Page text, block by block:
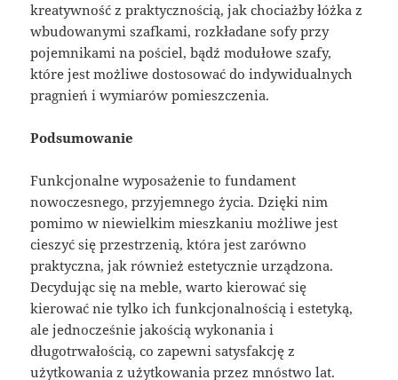
kreatywność z praktycznością, jak chociażby łóżka z
wbudowanymi szafkami, rozkładane sofy przy
pojemnikami na pościel, bądź modułowe szafy,
które jest możliwe dostosować do indywidualnych
pragnień i wymiarów pomieszczenia.
Podsumowanie
Funkcjonalne wyposażenie to fundament
nowoczesnego, przyjemnego życia. Dzięki nim
pomimo w niewielkim mieszkaniu możliwe jest
cieszyć się przestrzenią, która jest zarówno
praktyczna, jak również estetycznie urządzona.
Decydując się na meble, warto kierować się
kierować nie tylko ich funkcjonalnością i estetyką,
ale jednocześnie jakością wykonania i
długotrwałością, co zapewni satysfakcję z
użytkowania z użytkowania przez mnóstwo lat.